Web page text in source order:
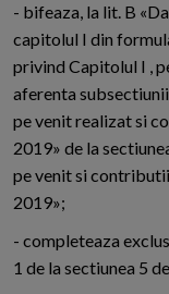
- bifeaza, la lit. B
capitolul I din
privind Capitolul I ,
aferenta
pe venit realizat si
2019» de la
pe venit si
2019»;
- completeaza
1 de la sectiunea 5